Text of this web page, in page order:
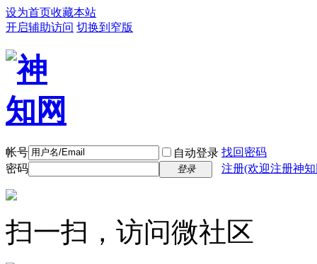
设为首页收藏本站
开启辅助访问 切换到窄版
帐号 自动登录 找回密码
密码
登录 注册(欢迎注册神
扫一扫，访问微社区